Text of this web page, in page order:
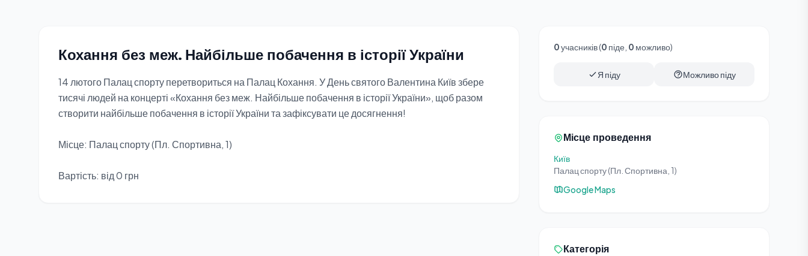
Кохання без меж. Найбільше побачення в історії України
14 лютого Палац спорту перетвориться на Палац Кохання. У День святого Валентина Київ збере
тисячі людей на концерті «Кохання без меж. Найбільше побачення в історії України», щоб разом
створити найбільше побачення в історії України та зафіксувати це досягнення!
Місце: Палац спорту (Пл. Спортивна, 1)
Вартість: від 0 грн
0учасників (0 піде, 0 можливо)
Я піду Можливо піду
Місце проведення
Київ
Палац спорту (Пл. Спортивна, 1)
Google Maps
Категорія